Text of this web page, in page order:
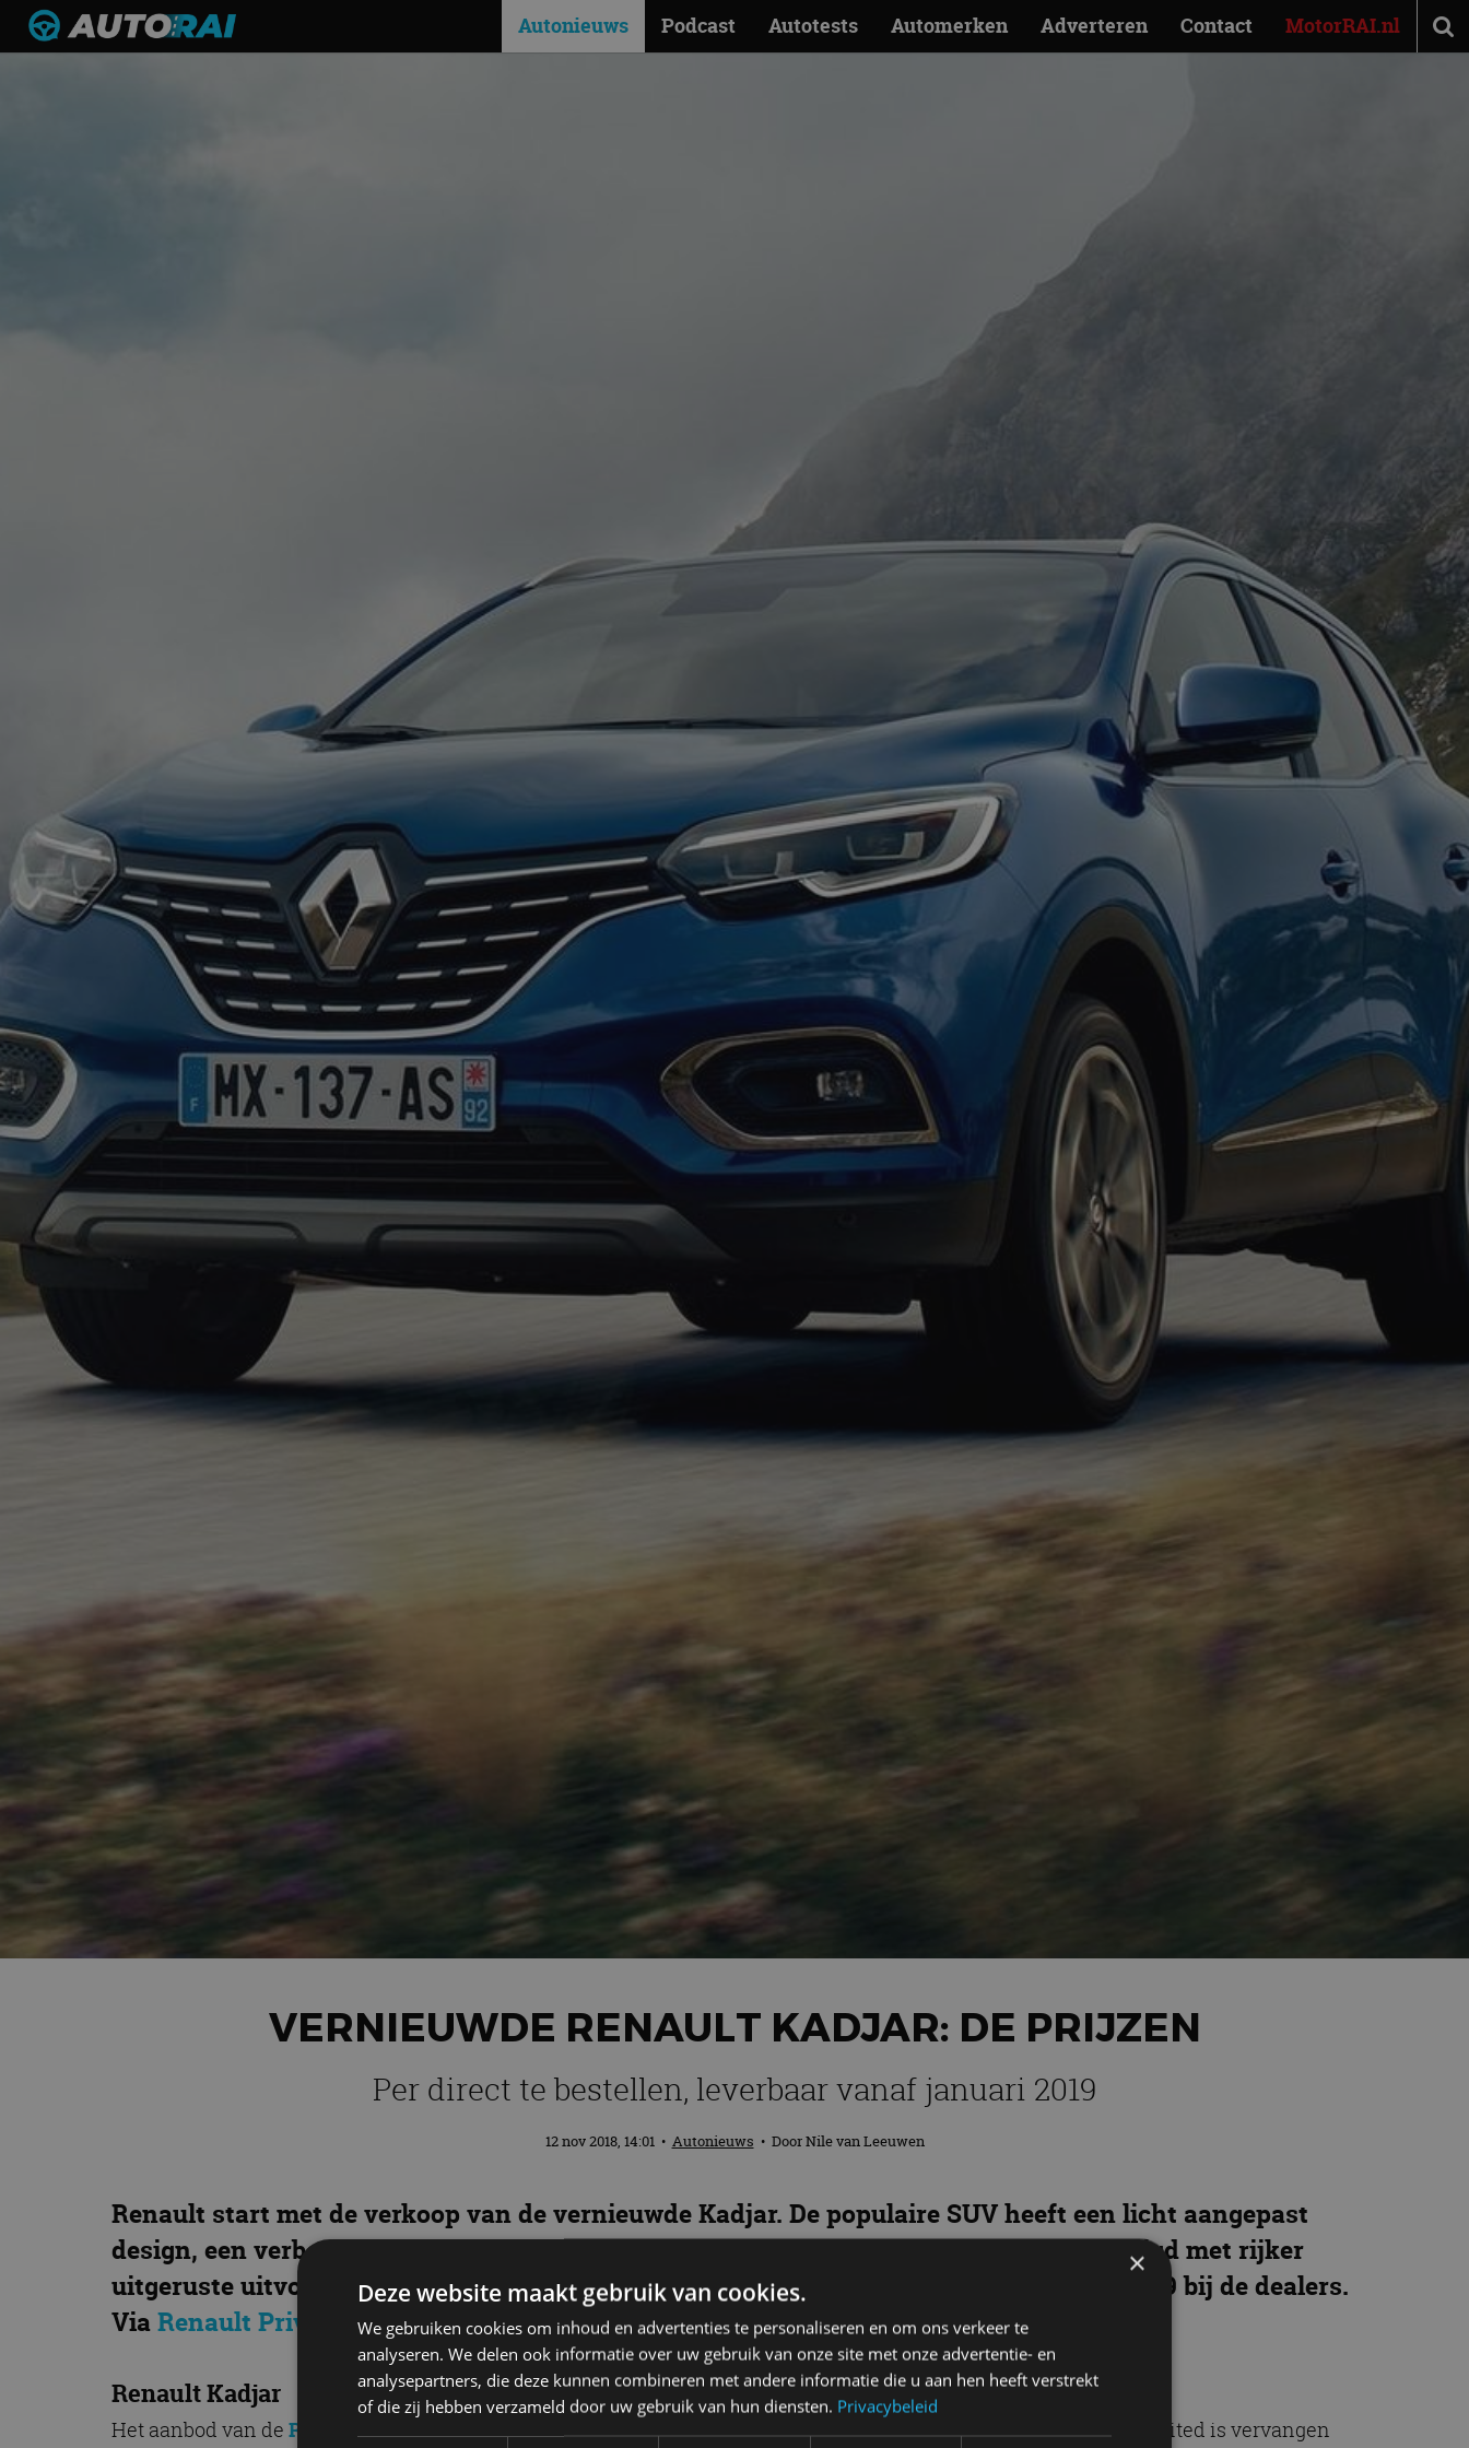
Autonieuws Podcast Autotests Automerken Adverteren Contact MotorRAI.nl
VERNIEUWDE RENAULT KADJAR: DE PRIJZEN
Per direct te bestellen, leverbaar vanaf januari 2019
12 nov 2018, 14:01 • Autonieuws • DoorNile van Leeuwen
Renault start met de verkoop van de vernieuwde Kadjar. De populaire SUV heeft een licht aangepast
design, een verbeterd interieur en compleet nieuwe motoren.Ook is het aanbod gewijzigd met rijker
uitgeruste uitvoeringen. De Kadjar kost minimaal 28.590 euro en staat vanaf januari 2019 bij de dealers.
ViaRenault Private Leaserij je ‘m vanaf 419 euro per maand.
Renault Kadjar
Het aanbod van de Renault Kadjarbegint nu bij de uitvoering Life met de TCe 140-benzinemotor. De uitvoering Limited is vervangen
×
Deze website maakt gebruik van cookies.
We gebruiken cookies om inhoud en advertenties te personaliseren en om ons verkeer te
analyseren. We delen ook informatie over uw gebruik van onze site met onze advertentie- en
analysepartners, die deze kunnen combineren met andere informatie die u aan hen heeft verstrekt
of die zij hebben verzameld door uw gebruik van hun diensten. Privacybeleid